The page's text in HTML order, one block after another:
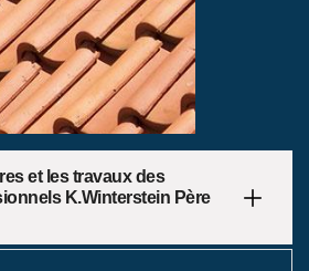
et les travaux des
K.Winterstein Père